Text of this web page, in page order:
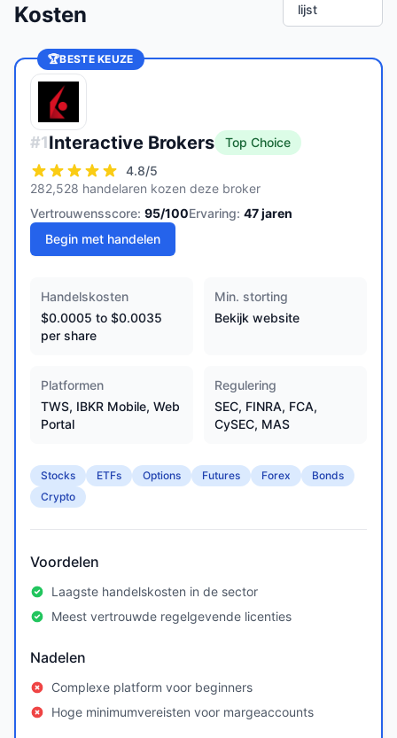
Kosten
lijst
🏆BESTE KEUZE
#1Interactive Brokers
Top Choice
4.8/5
282,528 handelaren kozen deze broker
Vertrouwensscore: 95/100Ervaring: 47jaren
Begin met handelen
Handelskosten
$0.0005 to $0.0035
per share
Min. storting
Bekijk website
Platformen
TWS, IBKR Mobile, Web
Portal
Regulering
SEC, FINRA, FCA,
CySEC, MAS
Stocks ETFs Options Futures Forex
Bonds
Crypto
Voordelen
Laagste handelskosten in de sector
Meest vertrouwde regelgevende licenties
Nadelen
Complexe platform voor beginners
Hoge minimumvereisten voor margeaccounts